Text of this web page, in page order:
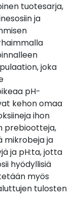
tuotesarja,
ja
joka
pH-
kehon omaa
ihon
prebiootteja,
mikrobeja ja
ja pH:ta, jotta
hyödyllisiä
myös
tulosten